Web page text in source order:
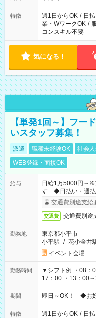
特徴 週1日からOK / 日
業・WワークOK /
コンスキル不要
気になる！
【単発1回～】フー
いスタッフ募集！
派遣 職種未経験OK 社会
WEB登録・面接OK
給与
日給1万5000円～※
す ◆日払い・週払
も異なります
交通費別途支給
交通費 交通費別途
勤務地
東京都小平市
小平駅 / 花小金井
イベント会場
勤務時間
▼シフト例 ・08：
17：00 ・13：00～22：
仕事により勤務時
期間 即日～OK！ ◆お
特徴 週1日からOK / 日